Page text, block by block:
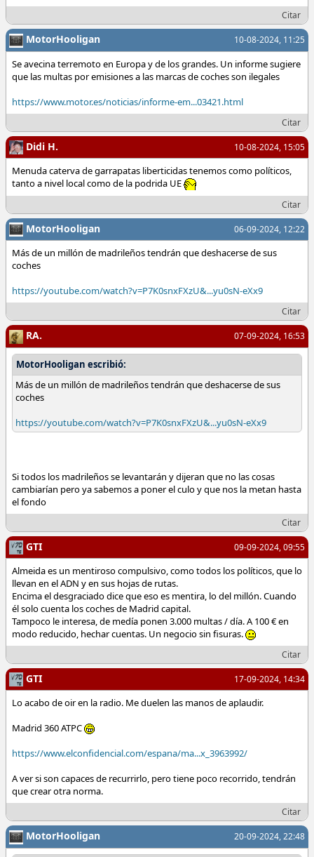
Citar
10-08-2024, 11:25
MotorHooligan
Se avecina terremoto en Europa y de los grandes. Un informe sugiere
que las multas por emisiones a las marcas de coches son ilegales
https://www.motor.es/noticias/informe-em...03421.html
Citar
10-08-2024, 15:05
Didi H.
Menuda caterva de garrapatas liberticidas tenemos como políticos,
tanto a nivel local como de la podrida UE
Citar
06-09-2024, 12:22
MotorHooligan
Más de un millón de madrileños tendrán que deshacerse de sus
coches
https://youtube.com/watch?v=P7K0snxFXzU&...yu0sN-eXx9
Citar
07-09-2024, 16:53
RA.
MotorHooligan escribió:
Más de un millón de madrileños tendrán que deshacerse de sus
coches
https://youtube.com/watch?v=P7K0snxFXzU&...yu0sN-eXx9
Si todos los madrileños se levantarán y dijeran que no las cosas
cambiarían pero ya sabemos a poner el culo y que nos la metan hasta
el fondo
Citar
09-09-2024, 09:55
GTI
Almeida es un mentiroso compulsivo, como todos los políticos, que lo
llevan en el ADN y en sus hojas de rutas.
Encima el desgraciado dice que eso es mentira, lo del millón. Cuando
él solo cuenta los coches de Madrid capital.
Tampoco le interesa, de medía ponen 3.000 multas / día. A 100 € en
modo reducido, hechar cuentas. Un negocio sin fisuras.
Citar
17-09-2024, 14:34
GTI
Lo acabo de oir en la radio. Me duelen las manos de aplaudir.
Madrid 360 ATPC
https://www.elconfidencial.com/espana/ma...x_3963992/
A ver si son capaces de recurrirlo, pero tiene poco recorrido, tendrán
que crear otra norma.
Citar
20-09-2024, 22:48
MotorHooligan